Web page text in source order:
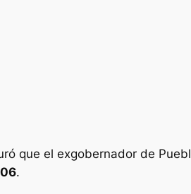
que el exgobernador de
.